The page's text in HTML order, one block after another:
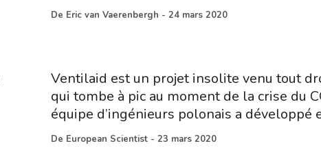
De Eric van Vaerenbergh - 24 mars 2020
Ventilaid est un projet insolite venu tout
qui tombe à pic au moment de la crise du
équipe d’ingénieurs polonais a développé
De European Scientist - 23 mars 2020